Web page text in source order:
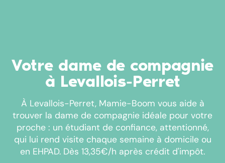
Votre dame de compagnie
à Levallois-Perret
À Levallois-Perret, Mamie-Boom vous aide à
trouver la dame de compagnie idéale pour votre
proche : un étudiant de confiance, attentionné,
qui lui rend visite chaque semaine à domicile ou
en EHPAD. Dès 13,35€/h après crédit d'impôt.